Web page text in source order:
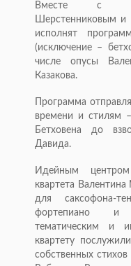
Вместе с
Шерстенниковым и
исполнят
(исключение –
числе опусы
Казакова.
Программа
времени и стилям
Бетховена до
Давида.
Идейным
квартета
для саксофона-
фортепиано и
тематическим и
квартету
собственных